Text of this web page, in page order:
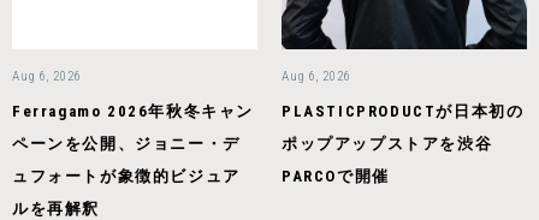
Aug 6, 2026
Ferragamo 2026年秋冬キャン
ペーンを公開、ジョニー・デ
ュフォートが象徴的ビジュア
ルを再解釈
Aug 6, 2026
PLASTICPRODUCTが日本初の
ポップアップストアを渋谷
PARCOで開催